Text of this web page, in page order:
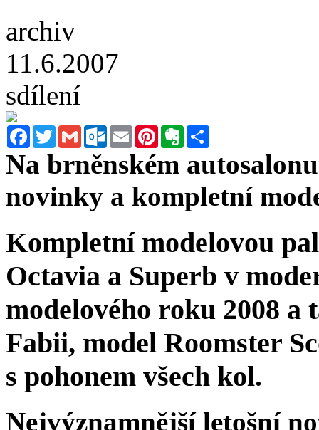
archiv
11.6.2007
sdílení
FacebookTwitterGmail Outlook.com
Email PinterestEvernote
Na brněnském
novinky a kompletní
Kompletní modelovou
Octavia a Superb v
modelového roku 2008 a
Fabii, model Roomster
s pohonem všech kol.
Nejvýznamnější letošní